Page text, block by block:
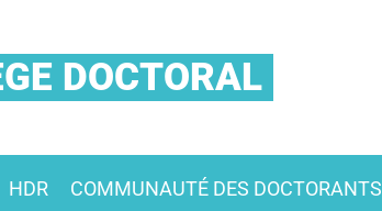
DOCTORAL
HDR COMMUNAUTÉ DES DOCTORANTS